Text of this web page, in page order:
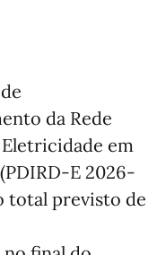
da Rede
em
E 2026-
total previsto de